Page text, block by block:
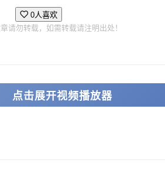
0人喜欢
请勿转载，如需转载请注明出处！
点击展开视频播放器